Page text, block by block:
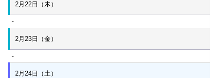
2月22日（木）
-
2月23日（金）
-
2月24日（土）